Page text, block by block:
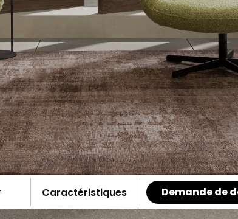
Caractéristiques Demande de